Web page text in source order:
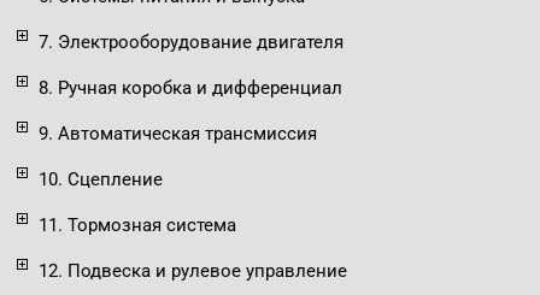
7. Электрооборудование двигателя
8. Ручная коробка и дифференциал
9. Автоматическая трансмиссия
10. Сцепление
11. Тормозная система
12. Подвеска и рулевое управление